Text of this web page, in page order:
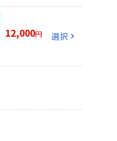
12,000円 選択 chevron_right